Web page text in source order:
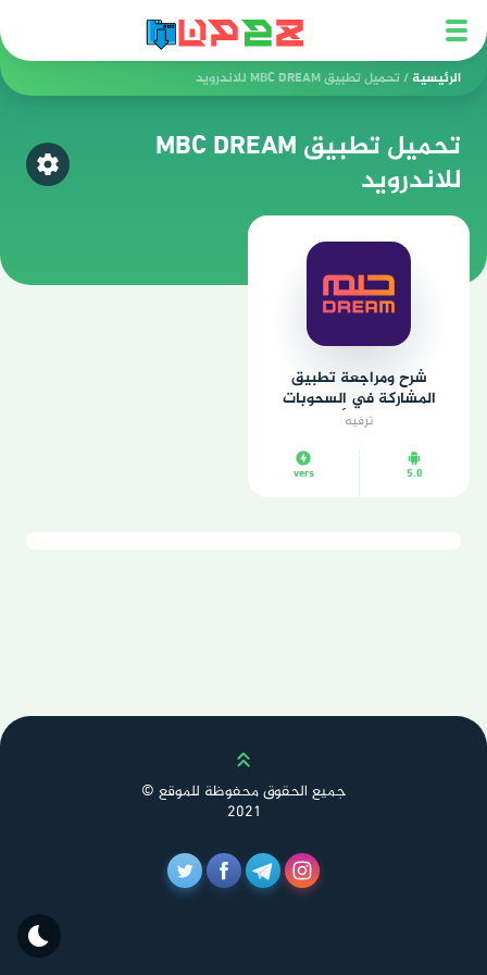
الرئيسية /تحميل تطبيق MBC DREAM للاندرويد
تحميل تطبيق MBC DREAM
للاندرويد اختر
شرح ومراجعة تطبيق
المشاركة في السحوبات
وتحقيق الأحلام
ترفيه
5.0
vers
Scroll up
جميع الحقوق محفوظة للموقع ©
2021